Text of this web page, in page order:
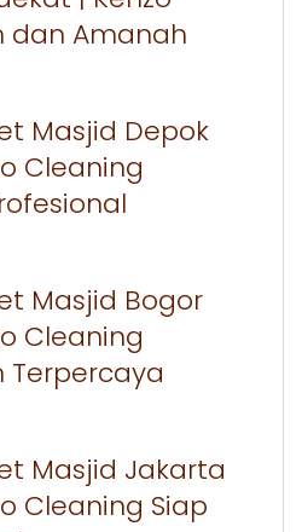
dan Amanah
Masjid Depok
Cleaning
Masjid Bogor
Cleaning
Terpercaya
Masjid Jakarta
Cleaning Siap